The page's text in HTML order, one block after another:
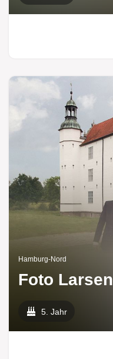
Hamburg-Nord
Foto Larsen
5. Jahr